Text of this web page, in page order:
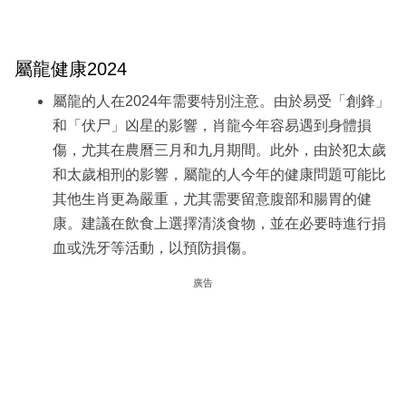
屬龍健康2024
屬龍的人在2024年需要特別注意。由於易受「創鋒」
和「伏尸」凶星的影響，肖龍今年容易遇到身體損
傷，尤其在農曆三月和九月期間。此外，由於犯太歲
和太歲相刑的影響，屬龍的人今年的健康問題可能比
其他生肖更為嚴重，尤其需要留意腹部和腸胃的健
康。建議在飲食上選擇清淡食物，並在必要時進行捐
血或洗牙等活動，以預防損傷。
廣告